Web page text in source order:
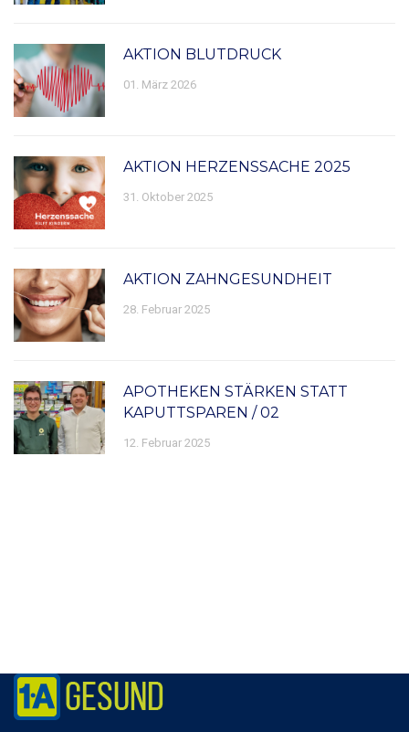
AKTION BLUTDRUCK
01. März 2026
AKTION HERZENSSACHE 2025
31. Oktober 2025
AKTION ZAHNGESUNDHEIT
28. Februar 2025
APOTHEKEN STÄRKEN STATT
KAPUTTSPAREN / 02
12. Februar 2025